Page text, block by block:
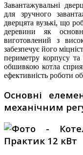
Завантажувальні
для зручного
дверцята вузькі, що
деревини як
виготовлений з
забезпечує його
периметру корпусу
обшивкою котла
ефективність роботи
Основні
механічним